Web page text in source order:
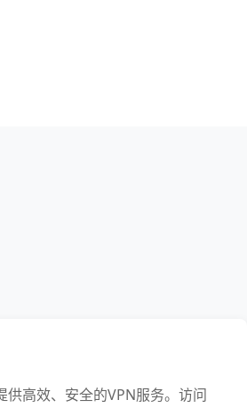
高效、安全的VPN服务。访问